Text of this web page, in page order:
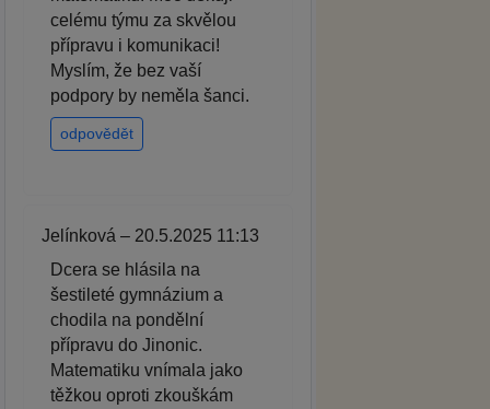
celému týmu za skvělou
přípravu i komunikaci!
Myslím, že bez vaší
podpory by neměla šanci.
odpovědět
Jelínková – 20.5.2025 11:13
Dcera se hlásila na
šestileté gymnázium a
chodila na pondělní
přípravu do Jinonic.
Matematiku vnímala jako
těžkou oproti zkouškám